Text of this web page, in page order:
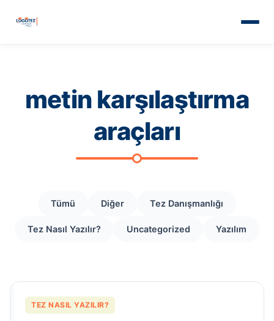
metin karşılaştırma
araçları
Tümü Diğer Tez Danışmanlığı
Tez Nasıl Yazılır? Uncategorized Yazılım
TEZ NASIL YAZILIR?